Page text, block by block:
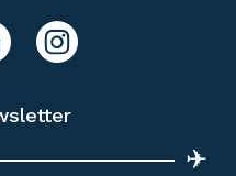
instagram
✈